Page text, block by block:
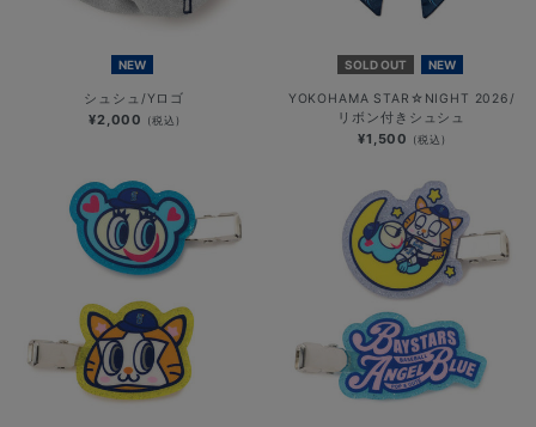
NEW
シュシュ/Yロゴ
¥2,000 (税込)
SOLD OUT NEW
YOKOHAMA STAR☆NIGHT 2026/
リボン付きシュシュ
¥1,500 (税込)